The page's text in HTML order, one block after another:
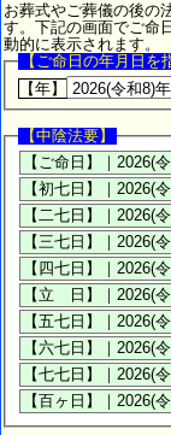
お葬式やご葬儀の後の
す。下記の画面でご命
動的に表示されます。
【ご命日の年月日を
【年】
【中陰法要】